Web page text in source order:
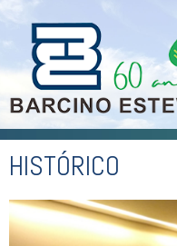
HOME
INSTITUCIONAL
HISTÓRICO